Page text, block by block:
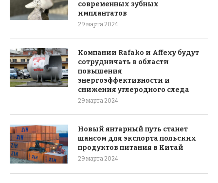
современных зубных
имплантатов
29 марта 2024
Компании Rafako и Affexy будут
сотрудничать в области
повышения
энергоэффективности и
снижения углеродного следа
29 марта 2024
Новый янтарный путь станет
шансом для экспорта польских
продуктов питания в Китай
29 марта 2024